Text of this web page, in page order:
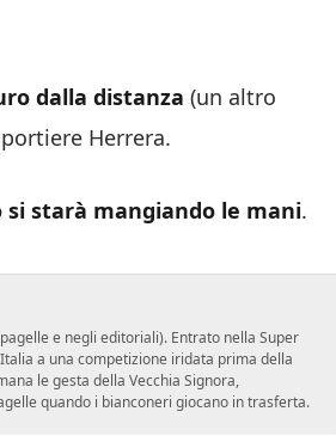
dalla distanza (un altro
Herrera.
si starà mangiando le mani.
e negli editoriali). Entrato nella Super
a una competizione iridata prima della
le gesta della Vecchia Signora,
quando i bianconeri giocano in trasferta.